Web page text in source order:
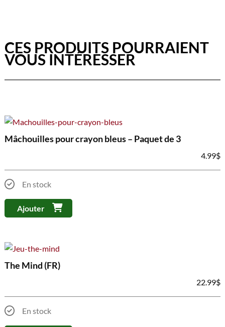
CES PRODUITS POURRAIENT
VOUS INTÉRESSER
Mâchouilles pour crayon bleus – Paquet de 3
4.99$
En stock
Ajouter
The Mind (FR)
22.99$
En stock